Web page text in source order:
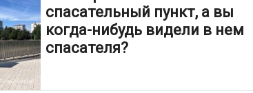
спасательный пункт, а вы
когда-нибудь видели в нем
спасателя?